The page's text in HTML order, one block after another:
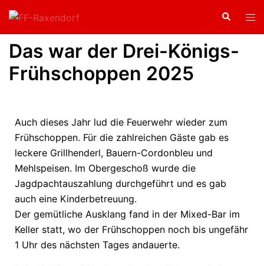
Das war der Drei-Königs-
Frühschoppen 2025
Auch dieses Jahr lud die Feuerwehr wieder zum
Frühschoppen. Für die zahlreichen Gäste gab es
leckere Grillhenderl, Bauern-Cordonbleu und
Mehlspeisen. Im Obergeschoß wurde die
Jagdpachtauszahlung durchgeführt und es gab
auch eine Kinderbetreuung.
Der gemütliche Ausklang fand in der Mixed-Bar im
Keller statt, wo der Frühschoppen noch bis ungefähr
1 Uhr des nächsten Tages andauerte.